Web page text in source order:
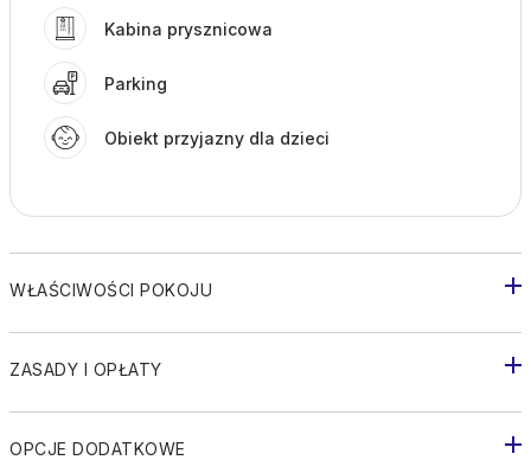
Kabina prysznicowa
Parking
Obiekt przyjazny dla dzieci
WŁAŚCIWOŚCI POKOJU
ZASADY I OPŁATY
OPCJE DODATKOWE